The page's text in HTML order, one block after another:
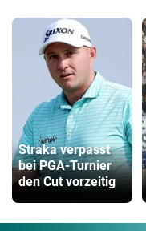
Straka verpasst
bei PGA-Turnier
den Cut vorzeitig